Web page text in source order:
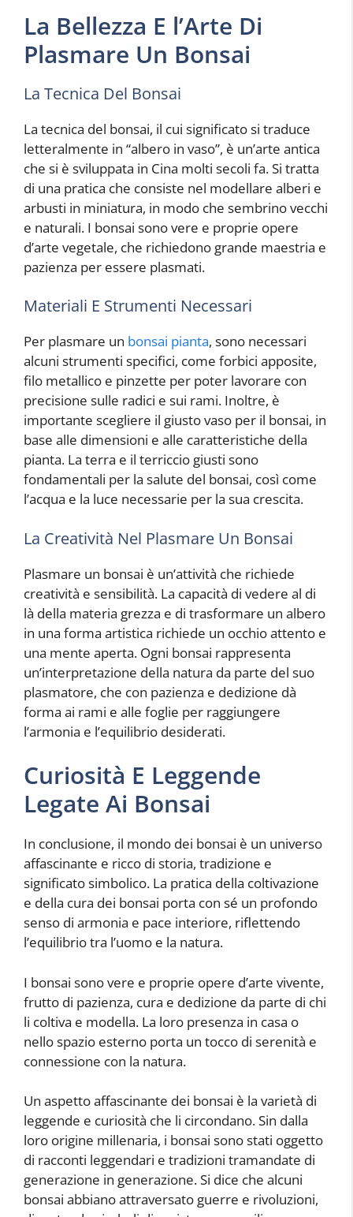
La Bellezza E l’Arte Di
Plasmare Un Bonsai
La Tecnica Del Bonsai
La tecnica del bonsai, il cui significato si traduce
letteralmente in “albero in vaso”, è un’arte antica
che si è sviluppata in Cina molti secoli fa. Si tratta
di una pratica che consiste nel modellare alberi e
arbusti in miniatura, in modo che sembrino vecchi
e naturali. I bonsai sono vere e proprie opere
d’arte vegetale, che richiedono grande maestria e
pazienza per essere plasmati.
Materiali E Strumenti Necessari
Per plasmare un bonsai pianta, sono necessari
alcuni strumenti specifici, come forbici apposite,
filo metallico e pinzette per poter lavorare con
precisione sulle radici e sui rami. Inoltre, è
importante scegliere il giusto vaso per il bonsai, in
base alle dimensioni e alle caratteristiche della
pianta. La terra e il terriccio giusti sono
fondamentali per la salute del bonsai, così come
l’acqua e la luce necessarie per la sua crescita.
La Creatività Nel Plasmare Un Bonsai
Plasmare un bonsai è un’attività che richiede
creatività e sensibilità. La capacità di vedere al di
là della materia grezza e di trasformare un albero
in una forma artistica richiede un occhio attento e
una mente aperta. Ogni bonsai rappresenta
un’interpretazione della natura da parte del suo
plasmatore, che con pazienza e dedizione dà
forma ai rami e alle foglie per raggiungere
l’armonia e l’equilibrio desiderati.
Curiosità E Leggende
Legate Ai Bonsai
In conclusione, il mondo dei bonsai è un universo
affascinante e ricco di storia, tradizione e
significato simbolico. La pratica della coltivazione
e della cura dei bonsai porta con sé un profondo
senso di armonia e pace interiore, riflettendo
l’equilibrio tra l’uomo e la natura.
I bonsai sono vere e proprie opere d’arte vivente,
frutto di pazienza, cura e dedizione da parte di chi
li coltiva e modella. La loro presenza in casa o
nello spazio esterno porta un tocco di serenità e
connessione con la natura.
Un aspetto affascinante dei bonsai è la varietà di
leggende e curiosità che li circondano. Sin dalla
loro origine millenaria, i bonsai sono stati oggetto
di racconti leggendari e tradizioni tramandate di
generazione in generazione. Si dice che alcuni
bonsai abbiano attraversato guerre e rivoluzioni,